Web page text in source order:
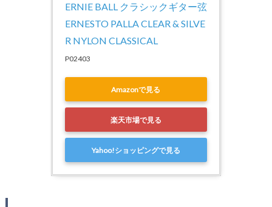
ERNIE BALL クラシックギター弦
ERNESTO PALLA CLEAR & SILVE
R NYLON CLASSICAL
P02403
Amazonで見る
楽天市場で見る
Yahoo!ショッピングで見る